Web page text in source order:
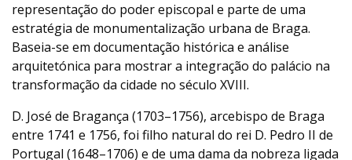
representação do poder episcopal e parte de uma
estratégia de monumentalização urbana de Braga.
Baseia-se em documentação histórica e análise
arquitetónica para mostrar a integração do palácio na
transformação da cidade no século XVIII.
D. José de Bragança (1703–1756), arcebispo de Braga
entre 1741 e 1756, foi filho natural do rei D. Pedro II de
Portugal (1648–1706) e de uma dama da nobreza ligada